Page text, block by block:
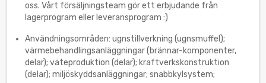
oss. Vårt försäljningsteam gör ett erbjudande från
lagerprogram eller leveransprogram :)
Användningsområden: ugnstillverkning (ugnsmuffel);
värmebehandlingsanläggningar (brännar-komponenter,
delar); väteproduktion (delar); kraftverkskonstruktion
(delar); miljöskyddsanläggningar; snabbkylsystem;